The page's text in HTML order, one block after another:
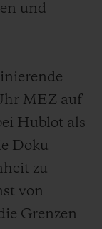
und
MEZ auf
Hublot als
Doku
zu
von
Grenzen